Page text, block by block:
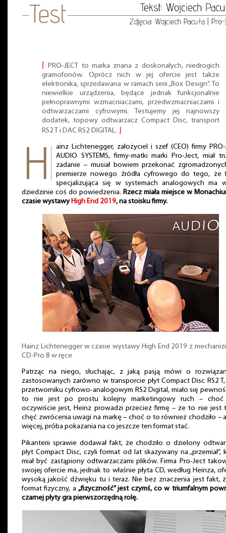
PRO-JECT to marka znana z doskonałych, niedrogich
gramofonów. Oprócz nich w jej ofercie jest także
elektronika, sprzedawana w ramach serii „Box Design”. To
niewielkie urządzenia, będące jednak funkcjonalnie
pełnoprawnymi wzmacniaczami, przedwzmacniaczami i
odtwarzaczami cyfrowymi. Testujemy jej najnowszy
dodatek, topowy odtwarzacz Compact Disc, transport
RS2 T i DAC RS2 DIGITAL.
ainz Lichtenegger, założyciel i szef (CEO) firmy PRO-
AUDIO SYSTEMS, firmy-matki marki Pro-Ject, miał
zadanie – musiał bowiem przekonać
premierze nowego źródła cyfrowego do tego, że
specjalizująca się w systemach analogowych ma
dziedzinie coś do powiedzenia. Rzecz miała miejsce w
czasie wystawyHigh End 2019, na stoisku firmy.
Hainz Lichtenegger w czasie wystawy High End 2019 z
CD-Pro 8 w ręce
Patrząc na niego, słuchając, z jaką pasją mówi o
zastosowanych zarówno w transporcie płyt Compact Disc RS2
przetworniku cyfrowo-analogowym RS2 Digital, miało się
to nie jest po prostu kolejny marketingowy ruch – choć
oczywiście jest, Heinz prowadzi przecież firmę – że to nie jest
chęć zwrócenia uwagi na markę – choć o to również chodziło –
więcej, próba pokazania na co jeszcze ten format stać.
Pikanterii sprawie dodawał fakt, że chodziło o dzielony
płyt Compact Disc, czyli format od lat skazywany na „przemiał”,
miał być zastąpiony odtwarzaczami plików. Firma Pro-Ject
swojej ofercie ma, jednak to właśnie płyta CD, według Heinza,
wysoką jakość dźwięku tu i teraz. Nie bez znaczenia jest fakt,
format fizyczny, a „fizyczność” jest czymś, co w triumfalnym
czarnej płyty gra pierwszorzędną rolę.